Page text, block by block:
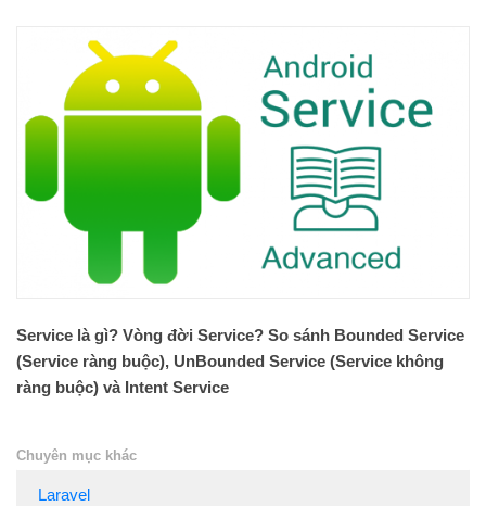
Service là gì? Vòng đời Service? So sánh Bounded Service
(Service ràng buộc), UnBounded Service (Service không
ràng buộc) và Intent Service
Chuyên mục khác
Laravel